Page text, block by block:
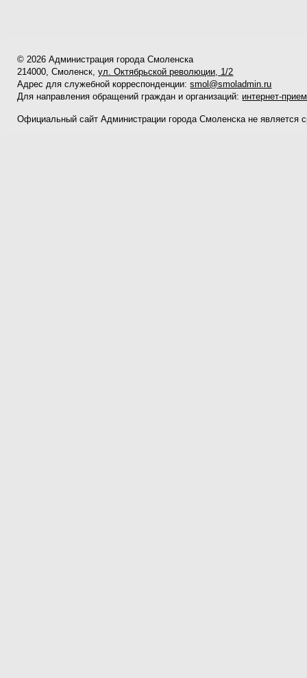
© 2026 Администрация города Смоленска
214000, Смоленск,ул. Октябрьской революции, 1/2
Адрес для служебной корреспонденции:smol@smoladmin.ru
Для направления обращений граждан и организаций: интернет-
Официальный сайт Администрации города Смоленска не является